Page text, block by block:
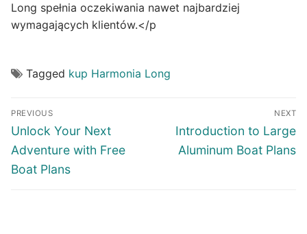
Long spełnia oczekiwania nawet najbardziej
wymagających klientów.</p
Tagged kup Harmonia Long
Post
navigation
PREVIOUS
Previous
post:
Unlock Your Next
Adventure with Free
Boat Plans
NEXT
Next
post:
Introduction to Large
Aluminum Boat Plans